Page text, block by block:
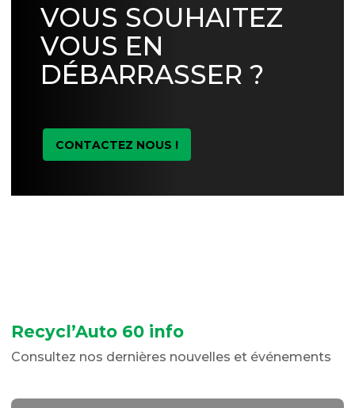
VOUS SOUHAITEZ
VOUS EN
DÉBARRASSER ?
CONTACTEZ NOUS !
Recycl’Auto 60 info
Consultez nos dernières nouvelles et événements